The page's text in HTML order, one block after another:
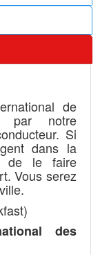
de
par notre
Si
dans la
de le faire
Vous serez
des